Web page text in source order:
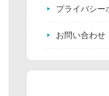
プライバシー
お問い合わせ